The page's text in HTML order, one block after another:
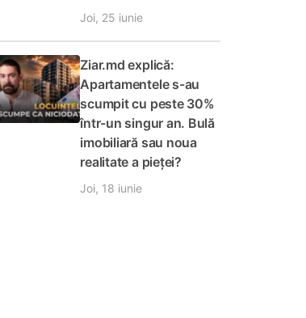
Joi, 25 iunie
Ziar.md explică:
Apartamentele s-au
scumpit cu peste 30%
într-un singur an. Bulă
imobiliară sau noua
realitate a pieței?
Joi, 18 iunie